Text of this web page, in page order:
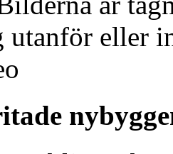
utanför eller